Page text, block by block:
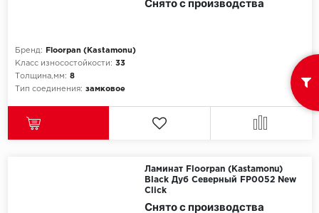
Бренд:
Floorpan (Kastamonu)
Класс износостойкости: 33
Толщина,мм: 8
Тип соединения: замковое
Снято с производства
Ламинат Floorpan (Kastamonu)
Black Дуб Северный FP0052 New
Click
Снято с производства